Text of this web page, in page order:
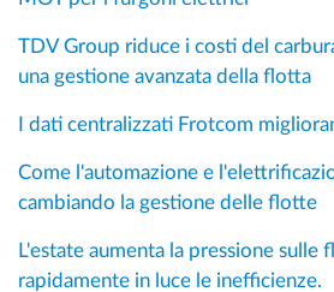
TDV Group riduce i costi del
una gestione avanzata della flotta
I dati centralizzati Frotcom
Come l'automazione e
cambiando la gestione delle flotte
L'estate aumenta la pressione sulle
rapidamente in luce le inefficienze.